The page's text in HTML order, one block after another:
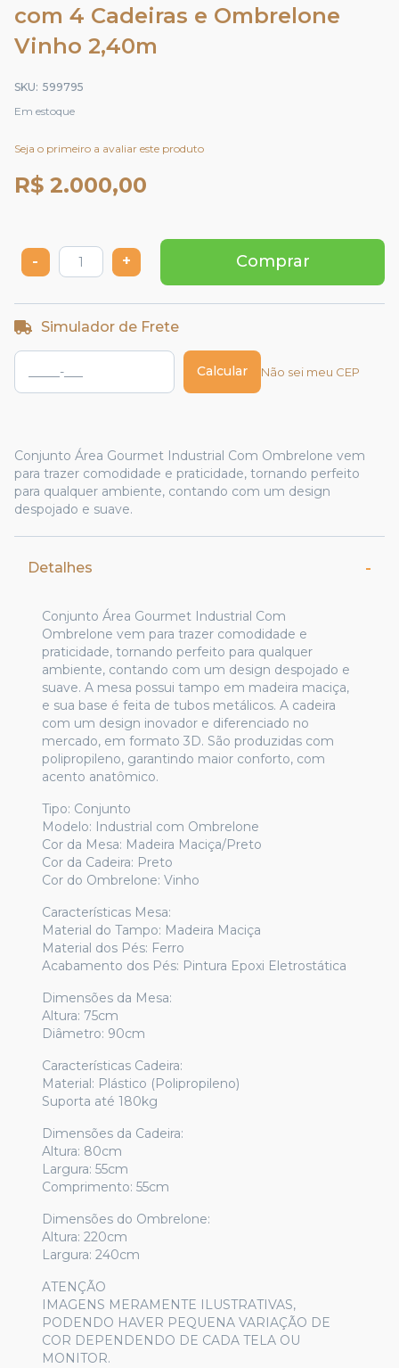
Galeria
de
imagens
com 4 Cadeiras e Ombrelone
Vinho 2,40m
SKU 599795
Em estoque
Seja o primeiro a avaliar este produto
R$ 2.000,00
- + Comprar
Simulador de Frete
Calcular Não sei meu CEP
Conjunto Área Gourmet Industrial Com Ombrelone vem
para trazer comodidade e praticidade, tornando perfeito
para qualquer ambiente, contando com um design
despojado e suave.
Detalhes
Conjunto Área Gourmet Industrial Com
Ombrelone vem para trazer comodidade e
praticidade, tornando perfeito para qualquer
ambiente, contando com um design despojado e
suave. A mesa possui tampo em madeira maciça,
e sua base é feita de tubos metálicos. A cadeira
com um design inovador e diferenciado no
mercado, em formato 3D. São produzidas com
polipropileno, garantindo maior conforto, com
acento anatômico.
Tipo: Conjunto
Modelo: Industrial com Ombrelone
Cor da Mesa: Madeira Maciça/Preto
Cor da Cadeira: Preto
Cor do Ombrelone: Vinho
Características Mesa:
Material do Tampo: Madeira Maciça
Material dos Pés: Ferro
Acabamento dos Pés: Pintura Epoxi Eletrostática
Dimensões da Mesa:
Altura: 75cm
Diâmetro: 90cm
Características Cadeira:
Material: Plástico (Polipropileno)
Suporta até 180kg
Dimensões da Cadeira:
Altura: 80cm
Largura: 55cm
Comprimento: 55cm
Dimensões do Ombrelone:
Altura: 220cm
Largura: 240cm
ATENÇÃO
IMAGENS MERAMENTE ILUSTRATIVAS,
PODENDO HAVER PEQUENA VARIAÇÃO DE
COR DEPENDENDO DE CADA TELA OU
MONITOR.